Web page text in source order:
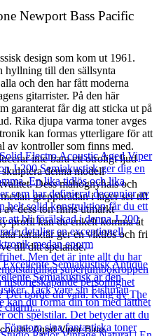
Newport Bass Pacific
design som kom ut 1961.
hyllning till den sällsynta
och den har fått moderna
gitarrister. På den här
garanterat får dig att sticka ut på
Rika djupa varma toner avges
kan formas ytterligare för att
av kontroller som finns med.
inte bara ett otroligt ljud
denna modell
Dess mahognyhals och
greppbrädan i lager ser till
av dess ton finns utmärkt
profil kan du enkelt komma åt
karaktär ger en viktlös och fri
till ditt spelande.
Aged Viper Blue